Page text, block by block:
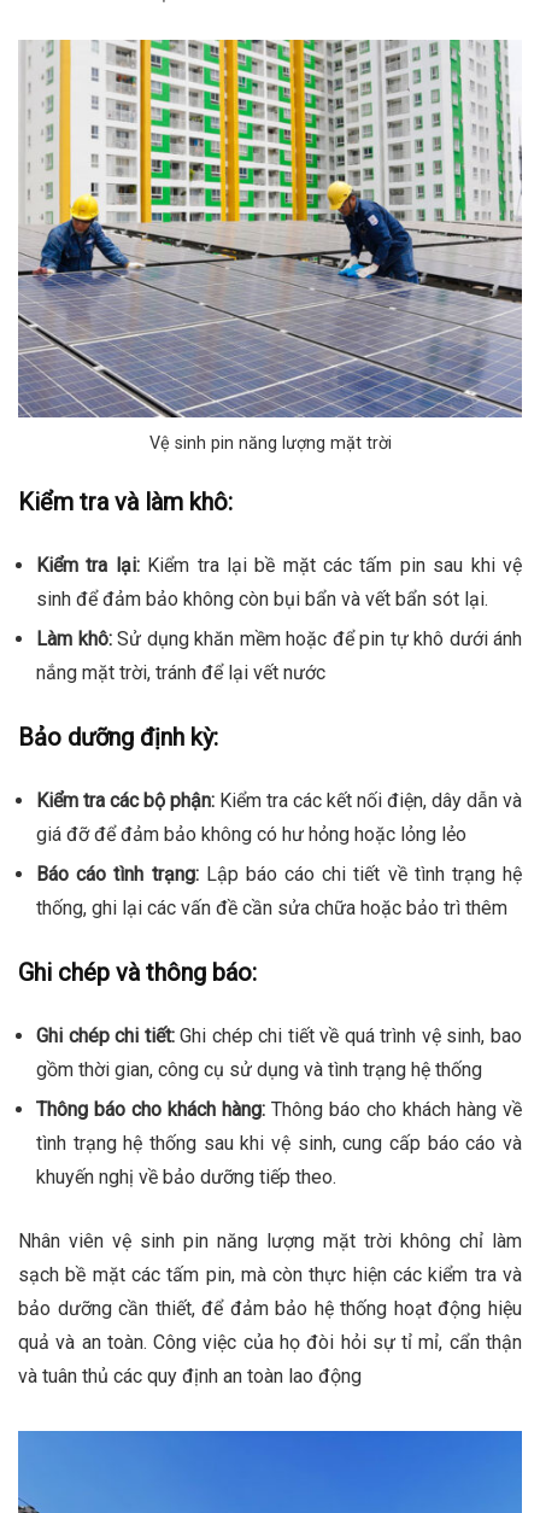
Vệ sinh pin năng lượng mặt trời
Kiểm tra và làm khô:
Kiểm tra lại:Kiểm tra lại bề mặt các tấm pin sau khi vệ
sinh để đảm bảo không còn bụi bẩn và vết bẩn sót lại.
Làm khô:Sử dụng khăn mềm hoặc để pin tự khô dưới ánh
nắng mặt trời, tránh để lại vết nước
Bảo dưỡng định kỳ:
Kiểm tra các bộ phận: Kiểm tra các kết nối điện, dây dẫn và
giá đỡ để đảm bảo không có hư hỏng hoặc lỏng lẻo
Báo cáo tình trạng:Lập báo cáo chi tiết về tình trạng hệ
thống, ghi lại các vấn đề cần sửa chữa hoặc bảo trì thêm
Ghi chép và thông báo:
Ghi chép chi tiết:Ghi chép chi tiết về quá trình vệ sinh, bao
gồm thời gian, công cụ sử dụng và tình trạng hệ thống
Thông báo cho khách hàng: Thông báo cho khách hàng về
tình trạng hệ thống sau khi vệ sinh, cung cấp báo cáo và
khuyến nghị về bảo dưỡng tiếp theo.
Nhân viên vệ sinh pin năng lượng mặt trời không chỉ làm
sạch bề mặt các tấm pin, mà còn thực hiện các kiểm tra và
bảo dưỡng cần thiết, để đảm bảo hệ thống hoạt động hiệu
quả và an toàn. Công việc của họ đòi hỏi sự tỉ mỉ, cẩn thận
và tuân thủ các quy định an toàn lao động